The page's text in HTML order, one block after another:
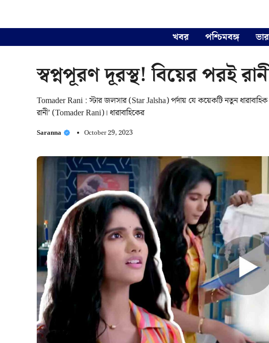
খবর পশ্চিমবঙ্গ
স্বপ্নপূরণ দূরস্থ! বিয়ের পরই
Tomader Rani : স্টার জলসার (Star Jalsha) পর্দায় যে কয়েকটি নতুন ধারাবাহিক
রানী’ (Tomader Rani)। ধারাবাহিকের
Saranna October 29, 2023